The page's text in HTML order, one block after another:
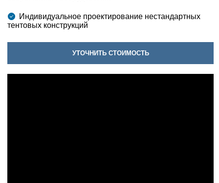
Индивидуальное проектирование нестандартных
тентовых конструкций
УТОЧНИТЬ СТОИМОСТЬ